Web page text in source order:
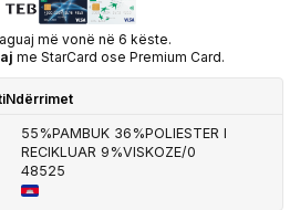
më vonë në 6 këste.
me StarCard ose Premium Card.
Ndërrimet
55%PAMBUK 36%POLIESTER I
RECIKLUAR 9%VISKOZE/0
48525